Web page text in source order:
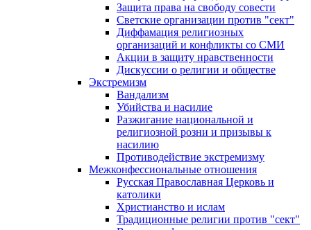
Защита права на свободу совести
Светские организации против "сект"
Диффамация религиозных
организаций и конфликты со СМИ
Акции в защиту нравственности
Дискуссии о религии и обществе
Экстремизм
Вандализм
Убийства и насилие
Разжигание национальной и
религиозной розни и призывы к
насилию
Противодействие экстремизму
Межконфессиональные отношения
Русская Православная Церковь и
католики
Христианство и ислам
Традиционные религии против "сект"